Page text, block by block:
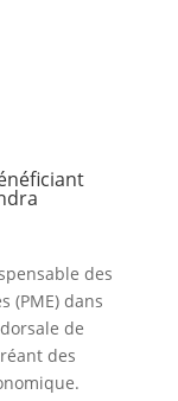
des
(PME) dans
de
des